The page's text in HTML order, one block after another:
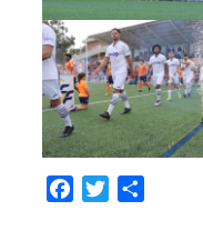
Facebook
Twitter